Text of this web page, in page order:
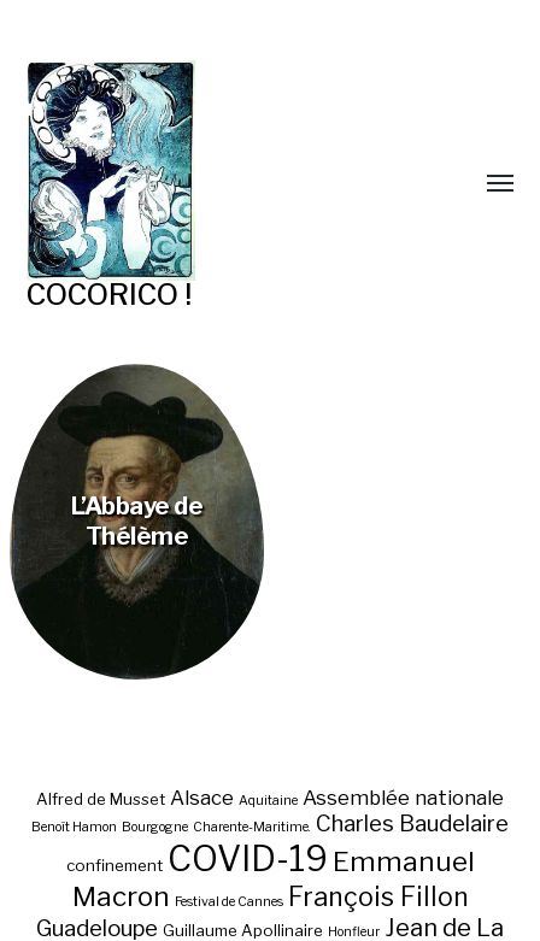
COCORICO !
L’Abbaye de
Thélème
Alfred de Musset Alsace Aquitaine Assemblée nationale
Benoît Hamon Bourgogne Charente-Maritime. Charles Baudelaire
confinement COVID-19 Emmanuel
Macron Festival de Cannes François Fillon
Guadeloupe Guillaume Apollinaire Honfleur Jean de La